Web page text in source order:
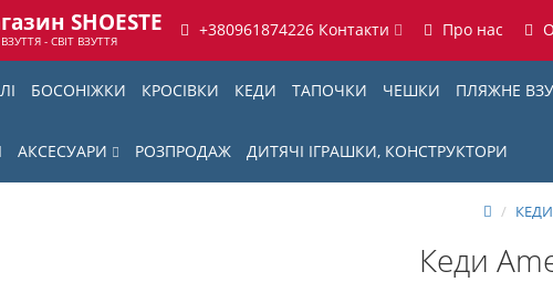
SHOESTE
- СВІТ ВЗУТТЯ
+380961874226 Контакти Про нас
БОСОНІЖКИ КРОСІВКИ КЕДИ ТАПОЧКИ ЧЕШКИ ПЛЯЖНЕ
АКСЕСУАРИ РОЗПРОДАЖ ДИТЯЧІ ІГРАШКИ, КОНСТРУКТОРИ
КЕДИ
Кеди